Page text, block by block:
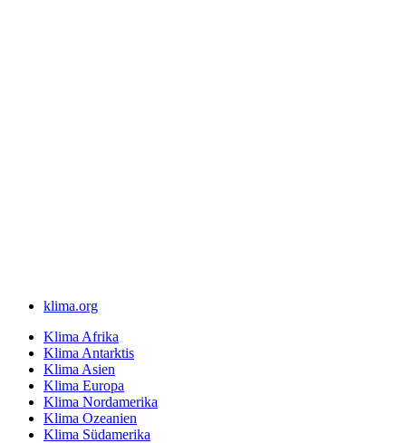
klima.org
Klima Afrika
Klima Antarktis
Klima Asien
Klima Europa
Klima Nordamerika
Klima Ozeanien
Klima Südamerika